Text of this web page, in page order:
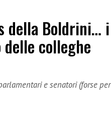
della Boldrini… i
colleghe
e senatori (forse per